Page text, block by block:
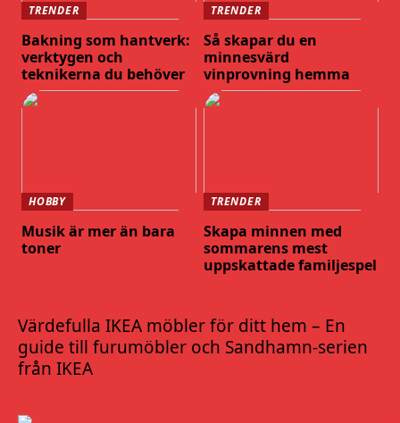
TRENDER
Bakning som hantverk:
verktygen och
teknikerna du behöver
TRENDER
Så skapar du en
minnesvärd
vinprovning hemma
HOBBY
Musik är mer än bara
toner
TRENDER
Skapa minnen med
sommarens mest
uppskattade familjespel
Värdefulla IKEA möbler för ditt hem – En
guide till furumöbler och Sandhamn-serien
från IKEA